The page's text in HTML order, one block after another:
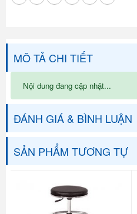
MÔ TẢ CHI TIẾT
Nội dung đang cập nhật...
ĐÁNH GIÁ & BÌNH LUẬN
SẢN PHẨM TƯƠNG TỰ